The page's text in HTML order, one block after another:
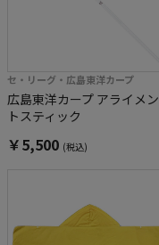
セ・リーグ・広島東洋カープ
広島東洋カープ アライメン
トスティック
￥5,500 (税込)